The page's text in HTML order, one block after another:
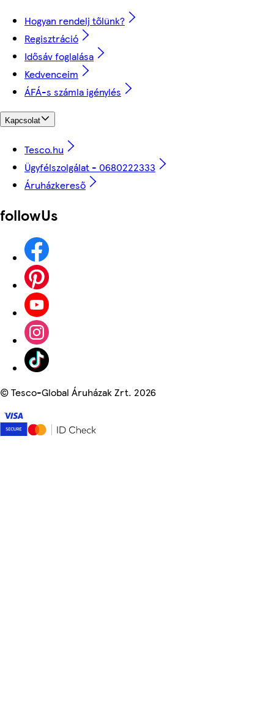
Hogyan rendelj tőlünk?
Regisztráció
Idősáv foglalása
Kedvenceim
ÁFÁ-s számla igénylés
Kapcsolat
Tesco.hu
Ügyfélszolgálat - 0680222333
Áruházkereső
followUs
©Tesco-Global Áruházak Zrt. 2026